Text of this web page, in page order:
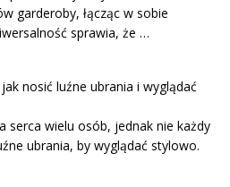
garderoby, łącząc w sobie
sprawia, że …
nosić luźne ubrania i wyglądać
serca wielu osób, jednak nie każdy
ubrania, by wyglądać stylowo.